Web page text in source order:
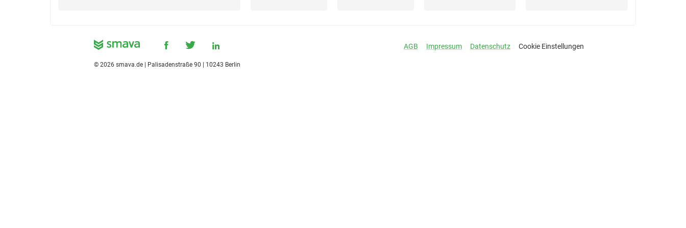
AGB Impressum Datenschutz Cookie Einstellungen
© 2026 smava.de | Palisadenstraße 90 | 10243 Berlin